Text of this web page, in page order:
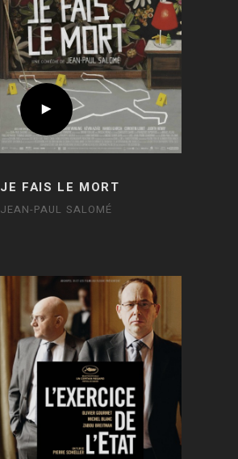
JE FAIS LE MORT
JEAN-PAUL SALOMÉ